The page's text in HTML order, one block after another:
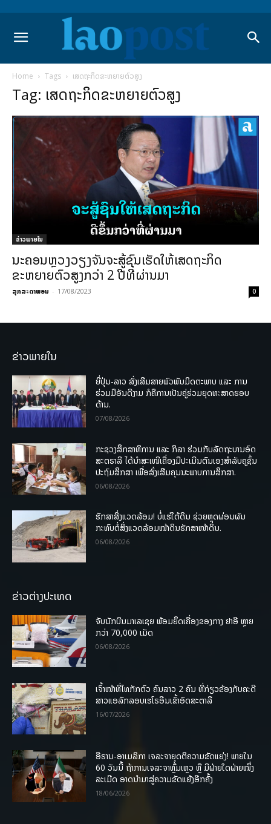
Home Tags ເສດຖະກິດຂະຫຍາຍຕົວສູງ
Tag: ເສດຖະກິດຂະຫຍາຍຕົວສູງ
ຂ່າວພາຍ​ໃນ
ນະຄອນຫຼວງວຽງຈັນຈະສູ້ຊົນເຮັດໃຫ້ເສດຖະກິດ
ຂະຫຍາຍຕົວສູງກວ່າ 2 ປີທີ່ຜ່ານມາ
ສຸກສະດາພອນ - 17/08/2023 0
ຂ່າວພາຍໃນ
ຍີ່ປຸ່ນ-ລາວ ສົ່ງເສີມສາຍພົວພັນມິດຕະພາບ ແລະ ການ
ຮ່ວມມືອັນດີງາມ ກໍຄືການເປັນຄູ່ຮ່ວມຍຸດທະສາດຮອບ
ດ້ານ.
07/08/2026
ກະຊວງສຶກສາທິການ ແລະ ກິລາ ຮ່ວມກັບລັດຖະບານອົດ
ສະຕຣາລີ ໄດ້ນຳສະເໜີເຄື່ອງມືປະເມີນຕົນເອງສຳລັບຄູຊັ້ນ
ປະຖົມສຶກສາ ເພື່ອສົ່ງເສີມຄຸນນະພາບການສຶກສາ.
06/08/2026
ຮັກສາສິ່ງແວດລ້ອມ! ບໍ່ແຮ່ໃຕ້ດິນ ຊ່ວຍຫຼຸດຜ່ອນຜົນ
ກະທົບຕໍ່ສິ່ງແວດລ້ອມໜ້າດິນຮັກສາໜ້າດິນ.
06/08/2026
ຂ່າວຕ່າງປະເທດ
ຈັບນັກບິນມາເລເຊຍ ພ້ອມຍຶດເຄື່ອງຂອງກາງ ຢາອີ ຫຼາຍ
ກວ່າ 70,000 ເມັດ
06/08/2026
ເຈົ້າໜ້າທີ່ໄທກັກຕົວ ຄົນລາວ 2 ຄົນ ທີ່ກ່ຽວຂ້ອງກັບຄະດີ
ສາວແອລັກລອບເຮໂຣອີນເຂົ້າອົດສະຕາລີ
16/07/2026
ອີຣານ-ອາເມລິກາ ເຈລະຈາຍຸດຕິຄວາມຂັດແຍ່ງ! ພາຍໃນ
60 ວັນນີ້ ຖ້າການເຈລະຈາຫຼົ້ມເຫຼວ ຫຼື ມີຝ່າຍໃດຝ່າຍໜຶ່ງ
ລະເມີດ ອາດນໍາມາສູ່ຄວາມຂັດແຍ້ງອີກຄັ້ງ
18/06/2026